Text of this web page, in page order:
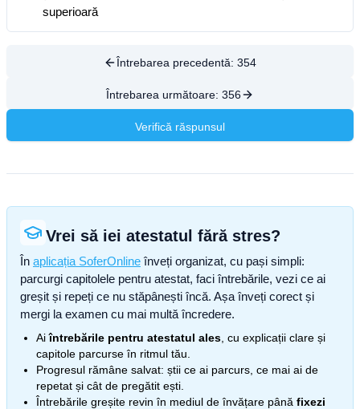
superioară
Întrebarea precedentă: 354
Întrebarea următoare: 356
Verifică răspunsul
Vrei să iei atestatul fără stres?
În aplicația SoferOnline înveți organizat, cu pași simpli:
parcurgi capitolele pentru atestat, faci întrebările, vezi ce ai
greșit și repeți ce nu stăpânești încă. Așa înveți corect și
mergi la examen cu mai multă încredere.
Aiîntrebările pentru atestatul ales , cu explicații clare și
capitole parcurse în ritmul tău.
Progresul rămâne salvat: știi ce ai parcurs, ce mai ai de
repetat și cât de pregătit ești.
Întrebările greșite revin în mediul de învățare până fixezi